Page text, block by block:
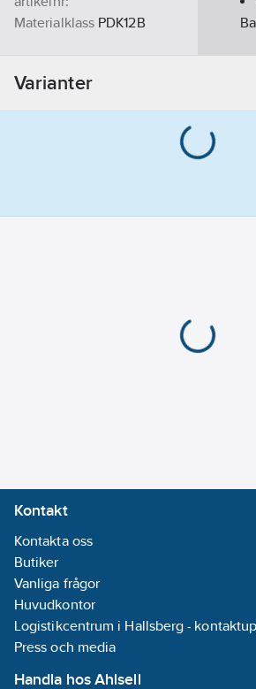
Materialklass PDK12B
Varianter
Kontakt
Kontakta oss
Butiker
Vanliga frågor
Huvudkontor
Logistikcentrum i Hallsberg -
Press och media
Handla hos Ahlsell